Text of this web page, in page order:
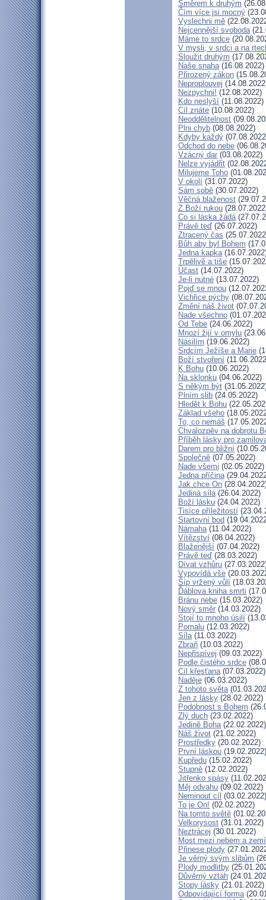
Směrem k druhým
Čím více jsi mocný
Vyslechni mě
Nejcennější svoboda
Máme to srdce
V mysli, v srdci a na
Sloužit druhým
Naše snaha(16.08.2022)
Přirozený zákon
Neproplouvej
Nezpychni! (12.08.2022)
Kdo neslyší (11.08.2022)
Cíl znáte (10.08.2022)
Neoddělitelnost
Plni chyb (08.08.2022)
Kdyby každý
Odchod do nebe
Vzácný dar (03.08.2022)
Nelze vyjádřit
Milujeme Toho
V okolí (31.07.2022)
Sám sobě (30.07.2022)
Věčná blaženost
Z Boží rukou
Co si láska žádá
Právě teď (26.07.2022)
Ztracený čas
Bůh aby byl Bohem
Jedna kapka
Trpělivě a tiše
Účast (14.07.2022)
Je-li nutné (13.07.2022)
Pojď se mnou
Vichřice pýchy
Změní náš život
Nade všechno
Od Tebe (24.06.2022)
Mnozí žijí v omylu
Násilím (19.06.2022)
Srdcím Ježíše a Marie
Boží stvoření
K Bohu (10.06.2022)
Na sklonku (04.06.2022)
S někým být
Plním slib (24.05.2022)
Hledět k Bohu
Základ všeho
To, co nemáš
Chvalozpěv na dobrotu
Příběh lásky pro
Darem pro bližní
Společně (07.05.2022)
Nade všemi (02.05.2022)
Jedna příčina
Jak chce On
Jediná síla(26.04.2022)
Boží lásku (24.04.2022)
Tisíce příležitostí
Startovní bod
Námaha(11.04.2022)
Vítězství (08.04.2022)
Blaženější (07.04.2022)
Právě teď (28.03.2022)
Dívat vzhůru
Vypovídá vše
Šíp vržený vůlí
Ďáblova kniha smrti
Bránu nebe (15.03.2022)
Nový směr (14.03.2022)
Stojí to mnoho úsilí
Pomalu (12.03.2022)
Síla(11.03.2022)
Zbraň (10.03.2022)
Nepřispívej (09.03.2022)
Podle čistého srdce
Cíl křesťana(07.03.2022)
Naděje (06.03.2022)
Z tohoto světa
Jen z lásky (28.02.2022)
Podobnost s Bohem
Zlý duch (23.02.2022)
Jedině Boha(22.02.2022)
Náš život (21.02.2022)
Prostředky (20.02.2022)
První láskou (19.02.2022)
Kupředu (15.02.2022)
Stupně (12.02.2022)
Jitřenko spásy
Měj odvahu (09.02.2022)
Neminout cíl (03.02.2022)
To je On! (02.02.2022)
Na tomto světě
Velkorysost (31.01.2022)
Neztrácej (30.01.2022)
Most mezi nebem a zemí
Přinese plody
Je věrný svým slibům
Plody modlitby
Důvěrný vztah
Stopy lásky (21.01.2022)
Odpovídající forma